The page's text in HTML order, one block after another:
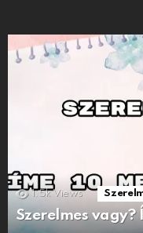
1.5k Views
Szerelmes